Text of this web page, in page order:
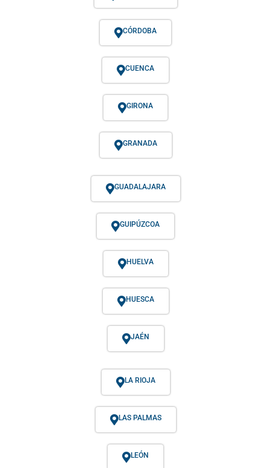
CÓRDOBA
CUENCA
GIRONA
GRANADA
GUADALAJARA
GUIPÚZCOA
HUELVA
HUESCA
JAÉN
LA RIOJA
LAS PALMAS
LEÓN